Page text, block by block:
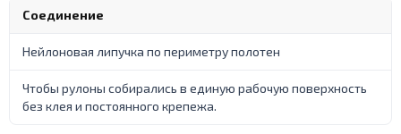
Соединение
Нейлоновая липучка по периметру полотен
Чтобы рулоны собирались в единую рабочую поверхность
без клея и постоянного крепежа.